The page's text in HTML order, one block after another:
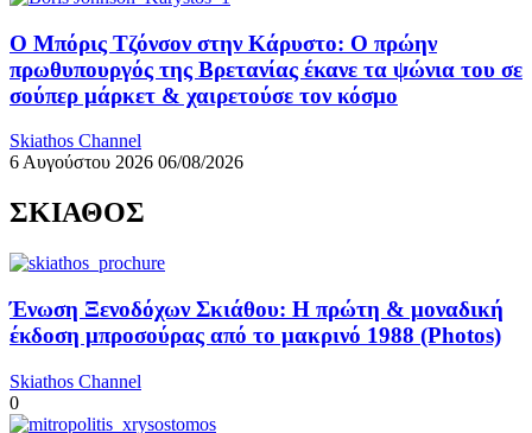
Ο Μπόρις Τζόνσον στην Κάρυστο: Ο πρώην
πρωθυπουργός της Βρετανίας έκανε τα ψώνια του σε
σούπερ μάρκετ & χαιρετούσε τον κόσμο
Skiathos Channel
6 Αυγούστου 2026 06/08/2026
ΣΚΙΑΘΟΣ
Ένωση Ξενοδόχων Σκιάθου: Η πρώτη & μοναδική
έκδοση μπροσούρας από το μακρινό 1988 (Photos)
Skiathos Channel
0